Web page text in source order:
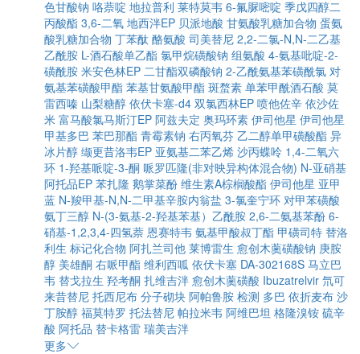
色甘酸钠 咯萘啶 地拉普利 莱特莫韦 6-氟脲嘧啶 季戊四醇二
丙酸酯 3,6-二氧 地西泮EP 贝派地酸 甘氨酸乳糖加合物 蛋氨
酸乳糖加合物 丁苯酞 酪氨酸 司美替尼 2,2-二氯-N,N-二乙基
乙酰胺 L-酒石酸单乙酯 氯甲烷磺酸钠 组氨酸 4-氨基吡啶-2-
磺酰胺 米安色林EP 二甘酯双磷酸钠 2-乙酰氨基苯磺酰氯 对
氨基苯磺酸甲酯 苯基甘氨酸甲酯 斑蝥素 单苯甲酰酒石酸 莫
雷西嗪 山梨糖醇 依伏卡塞-d4 双氯西林EP 喷他佐辛 依沙佐
米 富马酸氯马斯汀EP 阿兹夫定 奥玛环素 伊司他星 伊司他星
甲基多巴 苯巴那酯 青霉素钠 右丙氧芬 乙二醇单甲磺酸酯 异
冰片醇 缬更昔洛韦EP 亚氨基二苯乙烯 沙丙蝶呤 1,4-二氧六
环 1-羟基哌啶-3-酮 哌罗匹隆(非对映异构体混合物) N-亚硝基
阿托品EP 苯扎隆 鹅掌菜酚 维生素A棕榈酸酯 伊司他星 亚甲
蓝 N-羧甲基-N,N-二甲基辛胺内翁盐 3-氯奎宁环 对甲苯磺酸
氨丁三醇 N-(3-氨基-2-羟基苯基）乙酰胺 2,6-二氨基苯酚 6-
硝基-1,2,3,4-四氢萘 恩赛特韦 氨基甲酸叔丁酯 甲磺司特 替洛
利生 标记化合物 阿扎兰司他 莱博雷生 愈创木薁磺酸钠 庚胺
醇 美雄酮 右哌甲酯 维利西呱 依伏卡塞 DA-302168S 马立巴
韦 替戈拉生 羟考酮 扎维吉泮 愈创木薁磺酸 Ibuzatrelvir 氘可
来昔替尼 托西尼布 分子砌块 阿帕鲁胺 检测 多巴 依折麦布 沙
丁胺醇 福莫特罗 托法替尼 帕拉米韦 阿维巴坦 格隆溴铵 硫辛
酸 阿托品 替卡格雷 瑞美吉泮
更多